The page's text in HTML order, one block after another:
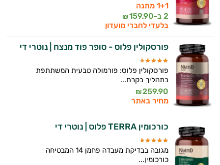
1+1 מתנה
2 ב-
159.90
₪
בלעדי לחברי מועדון
פורסקולין פלוס - סופר פוד מנצח | נוטרי די
פורסקולין פלוס: פורמולה טבעית המשתתפת
בתהליך בקרת...
259.90
₪
מחיר באתר
כורכומין TERRA פלוס | נוטרי די
מגובה בבדיקת מעבדה פחמן 14 המבטיחה
כורכומין...